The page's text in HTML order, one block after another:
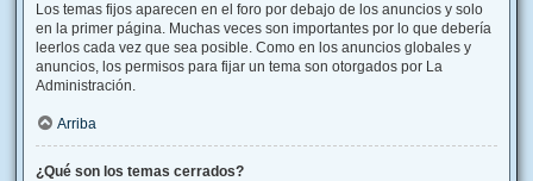
Los temas fijos aparecen en el foro por debajo de los anuncios y solo
en la primer página. Muchas veces son importantes por lo que debería
leerlos cada vez que sea posible. Como en los anuncios globales y
anuncios, los permisos para fijar un tema son otorgados por La
Administración.
Arriba
¿Qué son los temas cerrados?